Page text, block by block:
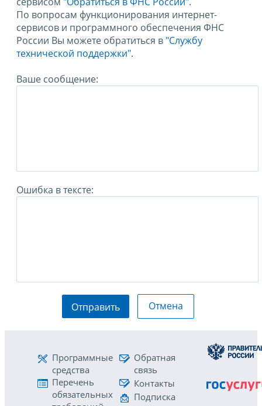
По вопросам функционирования интернет-
сервисов и программного обеспечения ФНС
России Вы можете обратиться в "Службу
технической поддержки".
Ваше сообщение:
Ошибка в тексте:
Отправить Отмена
Программные
средства
Перечень
обязательных
Обратная
связь
Контакты
Подписка